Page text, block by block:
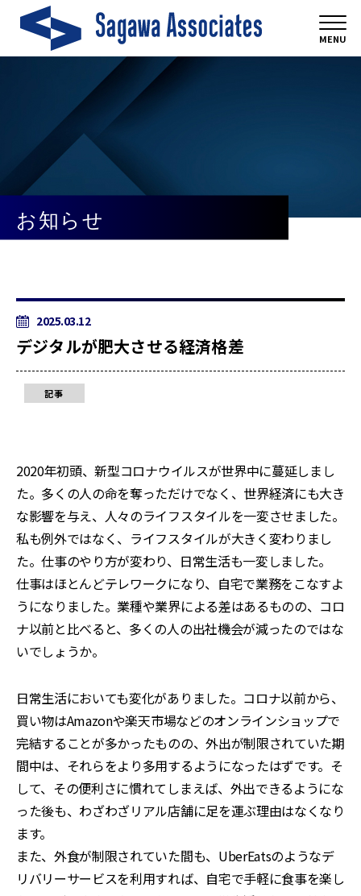
MENU
お知らせ
2025.03.12
デジタルが肥大させる経済格差
記事
2020年初頭、新型コロナウイルスが世界中に蔓延しまし
た。多くの人の命を奪っただけでなく、世界経済にも大き
な影響を与え、人々のライフスタイルを一変させました。
私も例外ではなく、ライフスタイルが大きく変わりまし
た。仕事のやり方が変わり、日常生活も一変しました。
仕事はほとんどテレワークになり、自宅で業務をこなすよ
うになりました。業種や業界による差はあるものの、コロ
ナ以前と比べると、多くの人の出社機会が減ったのではな
いでしょうか。
日常生活においても変化がありました。コロナ以前から、
買い物はAmazonや楽天市場などのオンラインショップで
完結することが多かったものの、外出が制限されていた期
間中は、それらをより多用するようになったはずです。そ
して、その便利さに慣れてしまえば、外出できるようにな
った後も、わざわざリアル店舗に足を運ぶ理由はなくなり
ます。
また、外食が制限されていた間も、UberEatsのようなデ
リバリーサービスを利用すれば、自宅で手軽に食事を楽し